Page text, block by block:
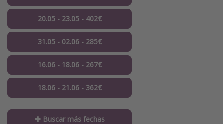
20.05 - 23.05 - 402€
31.05 - 02.06 - 285€
16.06 - 18.06 - 267€
18.06 - 21.06 - 362€
✚ Buscar más fechas